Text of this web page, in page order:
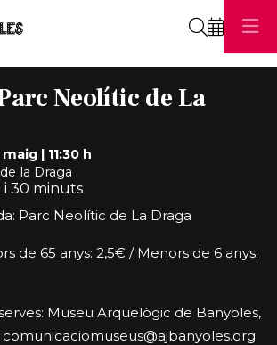
Neolític de La
maig| 11:30 h
la Draga
i 30 minuts
Parc Neolític de La Draga
de 65 anys: 2,5€ / Menors de 6 anys:
Museu Arquelògic de Banyoles,
comunicaciomuseus@ajbanyoles.org